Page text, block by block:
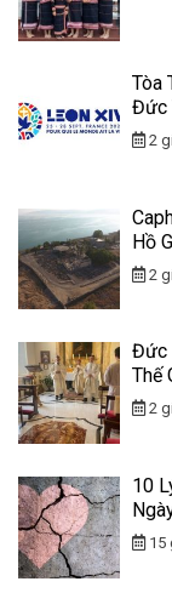
Tòa
Đức
2
Hồ
2
Đức
Thế
2
10
15